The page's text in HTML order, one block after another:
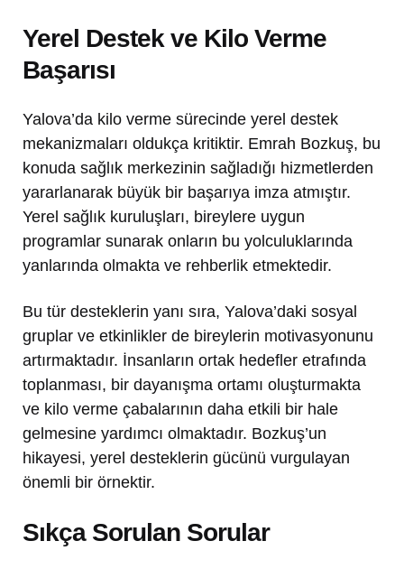
Yerel Destek ve Kilo Verme
Başarısı
Yalova’da kilo verme sürecinde yerel destek
mekanizmaları oldukça kritiktir. Emrah Bozkuş, bu
konuda sağlık merkezinin sağladığı hizmetlerden
yararlanarak büyük bir başarıya imza atmıştır.
Yerel sağlık kuruluşları, bireylere uygun
programlar sunarak onların bu yolculuklarında
yanlarında olmakta ve rehberlik etmektedir.
Bu tür desteklerin yanı sıra, Yalova’daki sosyal
gruplar ve etkinlikler de bireylerin motivasyonunu
artırmaktadır. İnsanların ortak hedefler etrafında
toplanması, bir dayanışma ortamı oluşturmakta
ve kilo verme çabalarının daha etkili bir hale
gelmesine yardımcı olmaktadır. Bozkuş’un
hikayesi, yerel desteklerin gücünü vurgulayan
önemli bir örnektir.
Sıkça Sorulan Sorular